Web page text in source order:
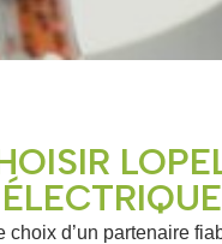
choix d’un partenaire